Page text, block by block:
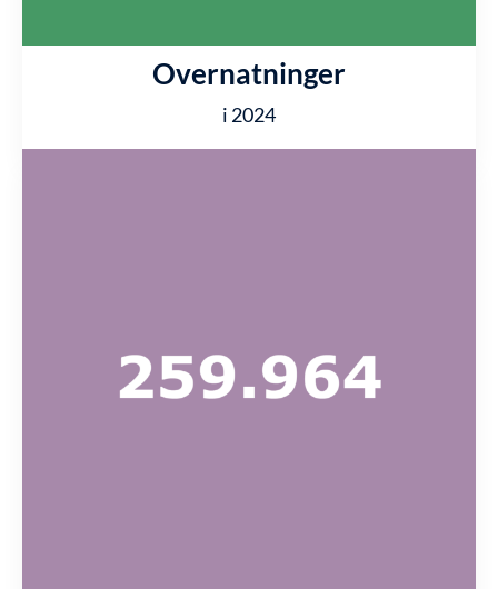
Overnatninger
i 2024